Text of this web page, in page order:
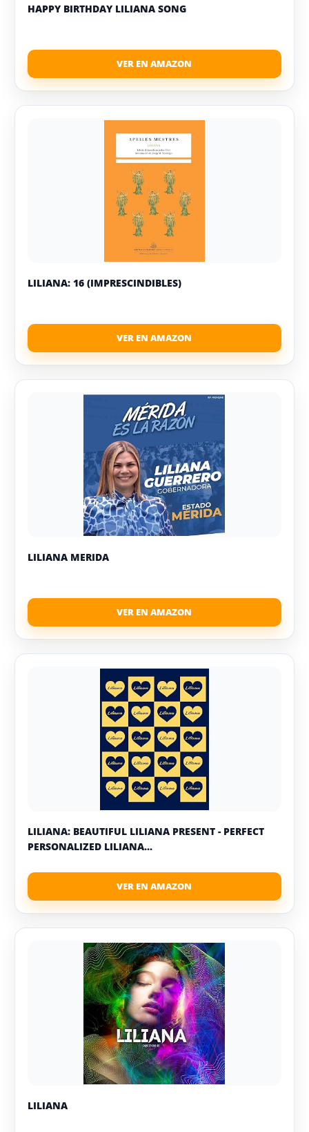
HAPPY BIRTHDAY LILIANA SONG
LILIANA: 16 (IMPRESCINDIBLES)
LILIANA MERIDA
LILIANA: BEAUTIFUL LILIANA PRESENT - PERFECT
PERSONALIZED LILIANA...
LILIANA